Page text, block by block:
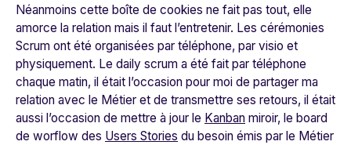
Néanmoins cette boîte de cookies ne fait pas tout, elle
amorce la relation mais il faut l’entretenir. Les cérémonies
Scrum ont été organisées par téléphone, par visio et
physiquement. Le daily scrum a été fait par téléphone
chaque matin, il était l’occasion pour moi de partager ma
relation avec le Métier et de transmettre ses retours, il était
aussi l’occasion de mettre à jour le Kanban miroir, le board
de worflow des Users Stories du besoin émis par le Métier